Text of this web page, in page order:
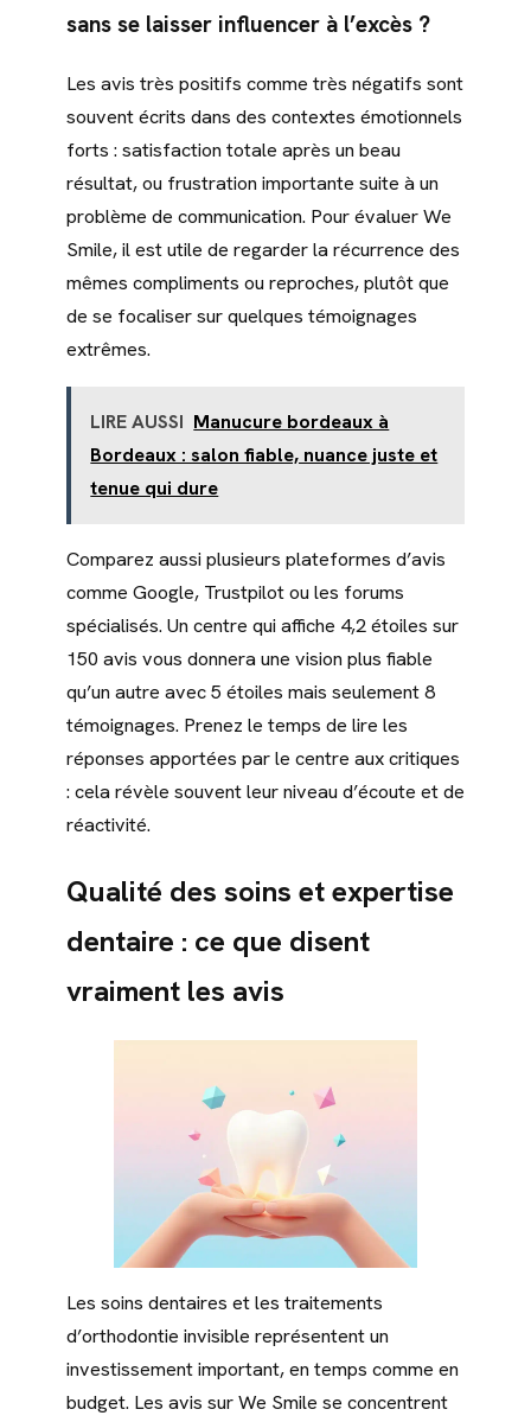
sans se laisser influencer à l’excès ?
Les avis très positifs comme très négatifs sont
souvent écrits dans des contextes émotionnels
forts : satisfaction totale après un beau
résultat, ou frustration importante suite à un
problème de communication. Pour évaluer We
Smile, il est utile de regarder la récurrence des
mêmes compliments ou reproches, plutôt que
de se focaliser sur quelques témoignages
extrêmes.
LIRE AUSSI Manucure bordeaux à
Bordeaux : salon fiable, nuance juste et
tenue qui dure
Comparez aussi plusieurs plateformes d’avis
comme Google, Trustpilot ou les forums
spécialisés. Un centre qui affiche 4,2 étoiles sur
150 avis vous donnera une vision plus fiable
qu’un autre avec 5 étoiles mais seulement 8
témoignages. Prenez le temps de lire les
réponses apportées par le centre aux critiques
: cela révèle souvent leur niveau d’écoute et de
réactivité.
Qualité des soins et expertise
dentaire : ce que disent
vraiment les avis
Les soins dentaires et les traitements
d’orthodontie invisible représentent un
investissement important, en temps comme en
budget. Les avis sur We Smile se concentrent